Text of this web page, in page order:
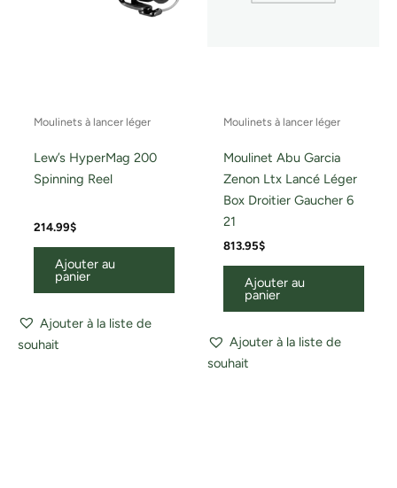
Moulinets à lancer léger
Lew’s HyperMag 200
Spinning Reel
214.99$
Ajouter au
panier
Ajouter à la liste de
souhait
Moulinets à lancer léger
Moulinet Abu Garcia
Zenon Ltx Lancé Léger
Box Droitier Gaucher 6
21
813.95$
Ajouter au
panier
Ajouter à la liste de
souhait